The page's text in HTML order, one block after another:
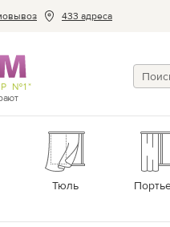
433 адреса
№1*
Тюль